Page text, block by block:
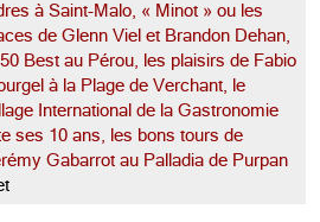
à Saint-Malo, « Minot » ou les
de Glenn Viel et Brandon Dehan,
50 Best au Pérou, les plaisirs de Fabio
à la Plage de Verchant, le
International de la Gastronomie
ses 10 ans, les bons tours de
Gabarrot au Palladia de Purpan